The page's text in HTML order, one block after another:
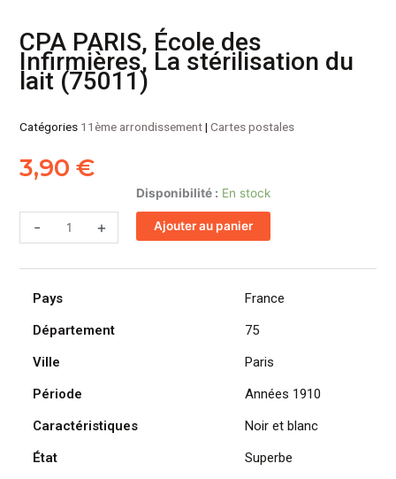
CPA PARIS, École des
Infirmières, La stérilisation du
lait (75011)
Catégories 11ème arrondissement|Cartes postales
3,90€
Disponibilité : En stock
-
de
CPA
École
Infirmières,
lait
+ Ajouter au panier
Pays
France
Département
75
Ville
Paris
Période
Années 1910
Caractéristiques
Noir et blanc
État
Superbe